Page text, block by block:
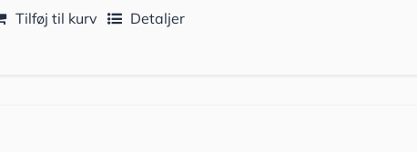
Tilføj til kurv Detaljer